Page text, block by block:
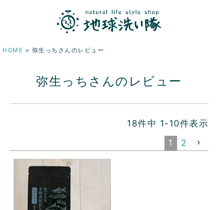
HOME 弥生っちさんのレビュー
弥生っちさんのレビュー
18件中 1-10件表示
1
2